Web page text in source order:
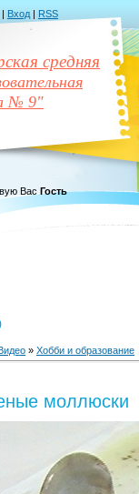
| Вход | RSS
средняя
№ 9"
Вас Гость
» Хобби и образование
моллюски